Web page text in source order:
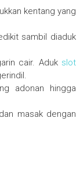
kentang yang
sambil diaduk
cair. Aduk slot
adonan hingga
masak dengan